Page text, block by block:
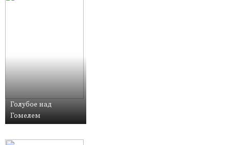
Голубое над
Гомелем